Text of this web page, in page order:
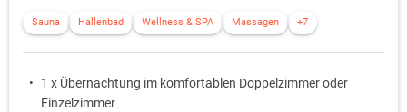
Sauna Hallenbad Wellness & SPA Massagen +7
1 x Übernachtung im komfortablen Doppelzimmer oder
Einzelzimmer